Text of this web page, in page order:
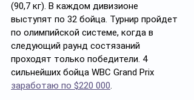
(90,7 кг). В каждом дивизионе
выступят по 32 бойца. Турнир пройдет
по олимпийской системе, когда в
следующий раунд состязаний
проходят только победители. 4
сильнейших бойца WBC Grand Prix
заработаю по $220 000.